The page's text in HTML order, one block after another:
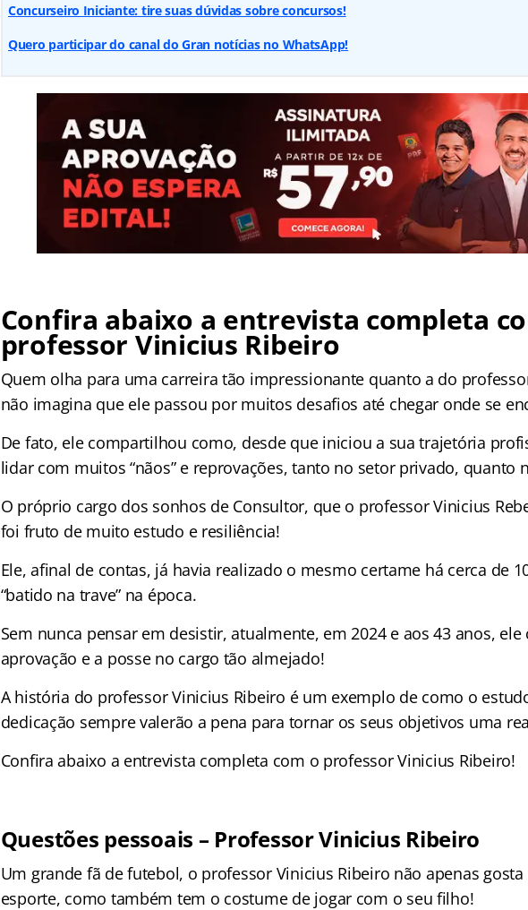
Concurseiro Iniciante: tire suas dúvidas sobre concursos!
Quero participar do canal do Gran notícias no WhatsApp!
Confira abaixo a entrevista completa
professor Vinicius Ribeiro
Quem olha para uma carreira tão impressionante quanto a do
não imagina que ele passou por muitos desafios até chegar onde se
De fato, ele compartilhou como, desde que iniciou a sua trajetória
lidar com muitos “nãos” e reprovações, tanto no setor privado, quanto
O próprio cargo dos sonhos de Consultor, que o professor Vinicius
foi fruto de muito estudo e resiliência!
Ele, afinal de contas, já havia realizado o mesmo certame há cerca de
“batido na trave” na época.
Sem nunca pensar em desistir, atualmente, em 2024 e aos 43 anos,
aprovação e a posse no cargo tão almejado!
A história do professor Vinicius Ribeiro é um exemplo de como o
dedicação sempre valerão a pena para tornar os seus objetivos uma
Confira abaixo a entrevista completa com o professor Vinicius Ribeiro!
Questões pessoais – Professor Vinicius Ribeiro
Um grande fã de futebol, o professor Vinicius Ribeiro não apenas
esporte, como também tem o costume de jogar com o seu filho!